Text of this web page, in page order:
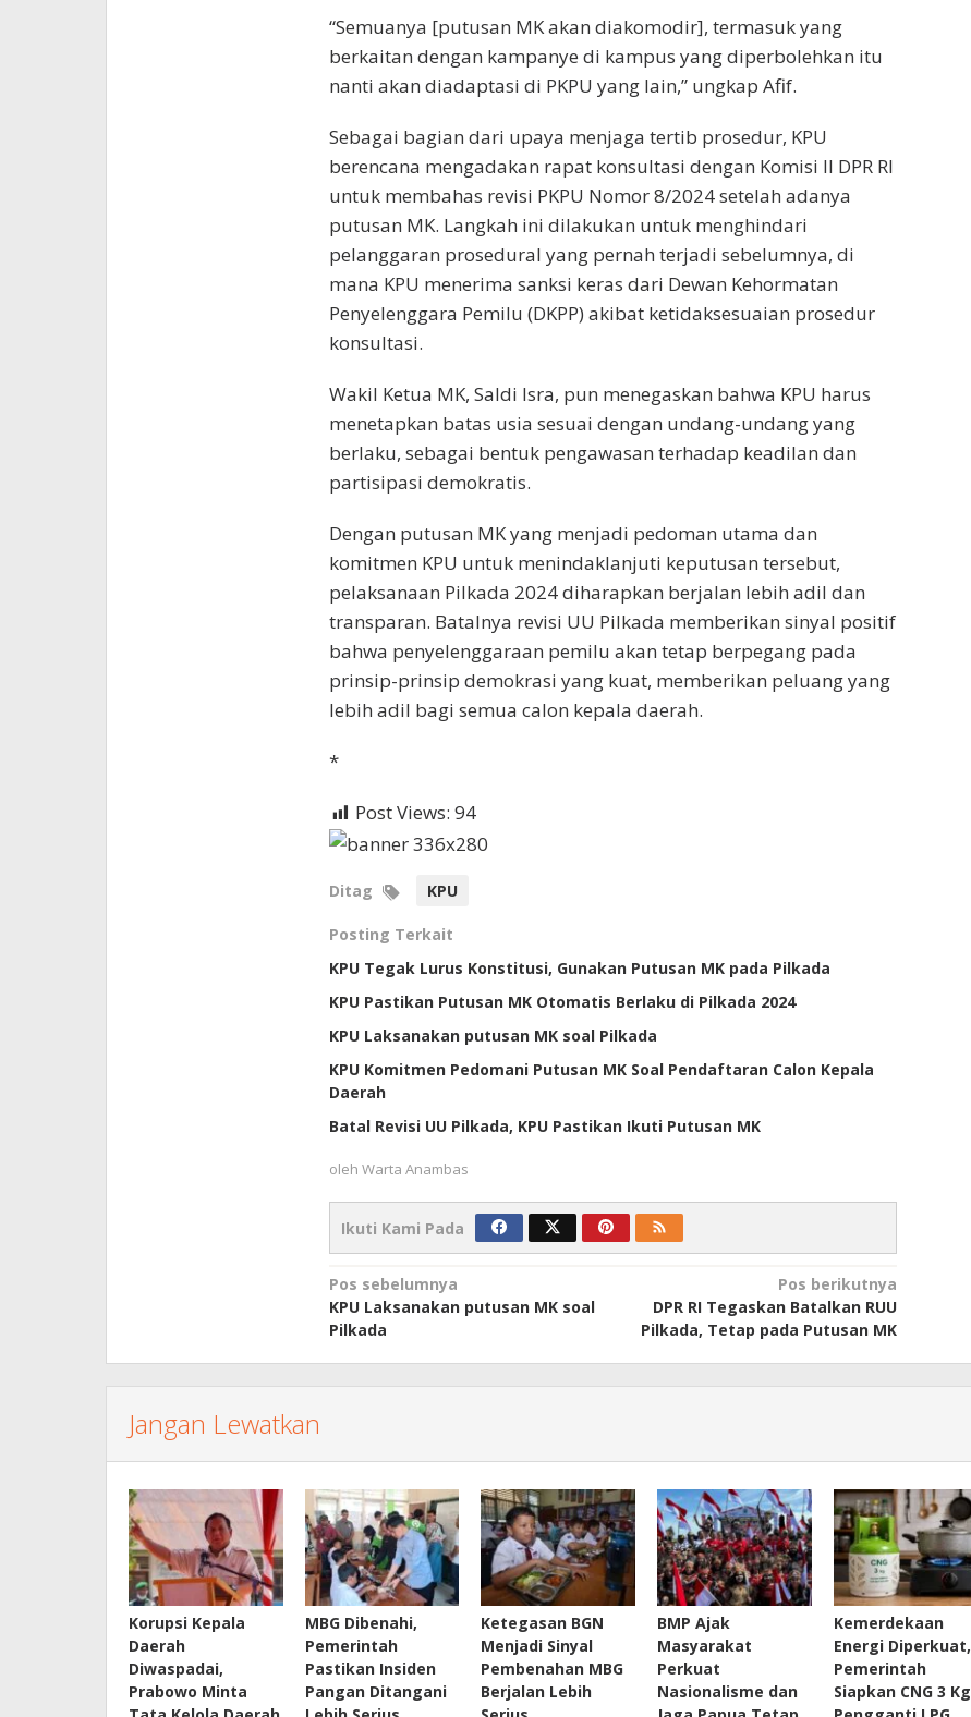
“Semuanya [putusan MK akan diakomodir], termasuk yang
berkaitan dengan kampanye di kampus yang diperbolehkan itu
nanti akan diadaptasi di PKPU yang lain,” ungkap Afif.
Sebagai bagian dari upaya menjaga tertib prosedur, KPU
berencana mengadakan rapat konsultasi dengan Komisi II DPR RI
untuk membahas revisi PKPU Nomor 8/2024 setelah adanya
putusan MK. Langkah ini dilakukan untuk menghindari
pelanggaran prosedural yang pernah terjadi sebelumnya, di
mana KPU menerima sanksi keras dari Dewan Kehormatan
Penyelenggara Pemilu (DKPP) akibat ketidaksesuaian prosedur
konsultasi.
Wakil Ketua MK, Saldi Isra, pun menegaskan bahwa KPU harus
menetapkan batas usia sesuai dengan undang-undang yang
berlaku, sebagai bentuk pengawasan terhadap keadilan dan
partisipasi demokratis.
Dengan putusan MK yang menjadi pedoman utama dan
komitmen KPU untuk menindaklanjuti keputusan tersebut,
pelaksanaan Pilkada 2024 diharapkan berjalan lebih adil dan
transparan. Batalnya revisi UU Pilkada memberikan sinyal positif
bahwa penyelenggaraan pemilu akan tetap berpegang pada
prinsip-prinsip demokrasi yang kuat, memberikan peluang yang
lebih adil bagi semua calon kepala daerah.
*
Post Views: 94
Ditag KPU
Posting Terkait
KPU Tegak Lurus Konstitusi, Gunakan Putusan MK pada Pilkada
KPU Pastikan Putusan MK Otomatis Berlaku di Pilkada 2024
KPU Laksanakan putusan MK soal Pilkada
KPU Komitmen Pedomani Putusan MK Soal Pendaftaran Calon Kepala
Daerah
Batal Revisi UU Pilkada, KPU Pastikan Ikuti Putusan MK
oleh Warta Anambas
Ikuti Kami Pada
Navigasi
pos
Pos sebelumnya
KPU Laksanakan putusan MK soal
Pilkada
Pos berikutnya
DPR RI Tegaskan Batalkan RUU
Pilkada, Tetap pada Putusan MK
Jangan Lewatkan
Korupsi Kepala
Daerah
Diwaspadai,
Prabowo Minta
MBG Dibenahi,
Pemerintah
Pastikan Insiden
Pangan Ditangani
Ketegasan BGN
Menjadi Sinyal
Pembenahan MBG
Berjalan Lebih
BMP Ajak
Masyarakat
Perkuat
Nasionalisme dan
Kemerdekaan
Energi Diperkuat,
Pemerintah
Siapkan CNG 3 Kg